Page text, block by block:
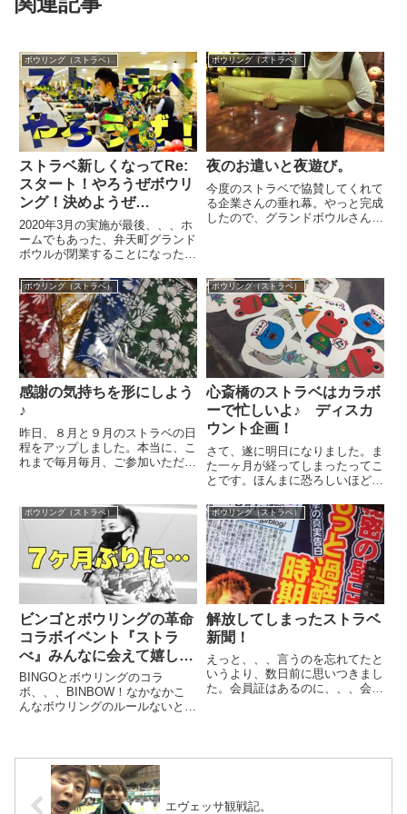
ボウリング（ストラベ）
ストラベ新しくなってRe:
スタート！やろうぜボウリ
ング！決めようぜ
BINBOW！
2020年3月の実施が最後、、、ホ
ームでもあった、弁天町グランド
ボウルが閉業することになった。
コート？もなくなってどうなるん
ストラベは？って思っていまし
た。もちろんあの頃と同じように
やるっていうのは今の時代不可...
ボウリング（ストラベ）
夜のお遣いと夜遊び。
今度のストラベで協賛してくれて
る企業さんの垂れ幕。やっと完成
したので、グランドボウルさんに
たらさ、、、マイボーラーが揃っ
てた（笑）新しくボールを作っ
た...
ボウリング（ストラベ）
感謝の気持ちを形にしよう
♪
昨日、８月と９月のストラベの日
程をアップしました。本当に、こ
れまで毎月毎月、ご参加いただい
力があって開催できています。実
は、前日、とある方からこんなお
話しがありました。「あのお手
伝...
ボウリング（ストラベ）
心斎橋のストラベはカラボ
ーで忙しいよ♪ ディスカ
ウント企画！
さて、遂に明日になりました。ま
た一ヶ月が経ってしまったってこ
とです。ほんまに恐ろしいほど早
までになかった！」そう言っても
らえるのが、このストラベです。
いろんな人が集まって、楽しんで
います。ここにきたら、もうみ
ん...
ボウリング（ストラベ）
ビンゴとボウリングの革命
コラボイベント『ストラ
べ』みんなに会えて嬉しか
った。
BINGOとボウリングのコラ
ボ、、、BINBOW！なかなかこ
んなボウリングのルールないと思
が、、、実にコロナで７ヶ月ぶ
り！しかもやると決めたのが一週
間ち...
ボウリング（ストラベ）
解放してしまったストラベ
新聞！
えっと、、、言うのを忘れてたと
いうより、数日前に思いつきまし
た。会員証はあるのに、、、会員
ダメだダメだダメだ！無駄無駄無
エヴェッサ観戦記。